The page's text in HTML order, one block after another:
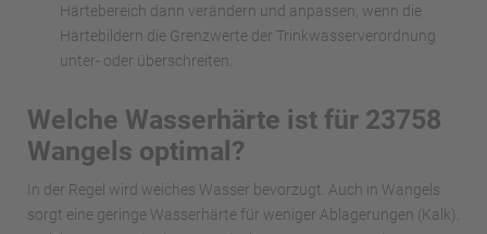
Härtebereich dann verändern und anpassen, wenn die
Härtebildern die Grenzwerte der Trinkwasserverordnung
unter- oder überschreiten.
Welche Wasserhärte ist für 23758
Wangels optimal?
In der Regel wird weiches Wasser bevorzugt. Auch in Wangels
sorgt eine geringe Wasserhärte für weniger Ablagerungen (Kalk).